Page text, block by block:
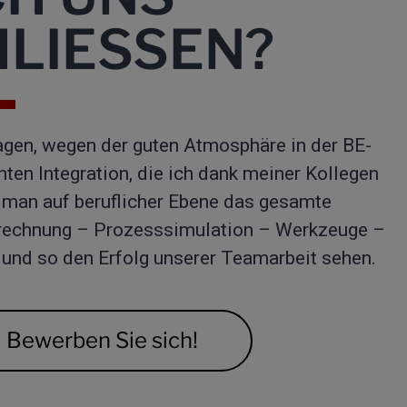
wegen der guten Atmosphäre in der BE-
Integration, die ich dank meiner Kollegen
auf beruflicher Ebene das gesamte
– Prozesssimulation – Werkzeuge –
so den Erfolg unserer Teamarbeit sehen.
Bewerben Sie sich!